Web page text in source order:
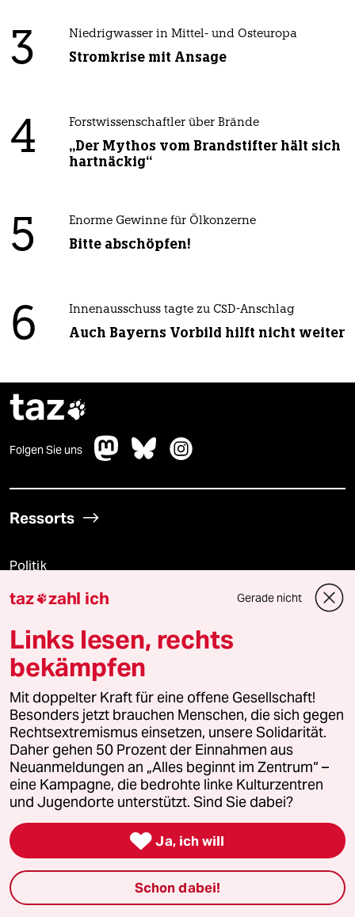
3 Niedrigwasser in Mittel- und Osteuropa
Stromkrise mit Ansage
4 Forstwissenschaftler über Brände
„Der Mythos vom Brandstifter hält sich
hartnäckig“
5 Enorme Gewinne für Ölkonzerne
Bitte abschöpfen!
6 Innenausschuss tagte zu CSD-Anschlag
Auch Bayerns Vorbild hilft nicht weiter
taz
Folgen Sie uns
Ressorts
Politik
Öko
Gesellschaft
Kultur
Sport
Berlin
Nord
Wahrheit
Themen
taz zahl ich Gerade nicht
Links lesen, rechts
bekämpfen
Mit doppelter Kraft für eine offene Gesellschaft!
Besonders jetzt brauchen Menschen, die sich gegen
Rechtsextremismus einsetzen, unsere Solidarität.
Daher gehen 50 Prozent der Einnahmen aus
Neuanmeldungen an „Alles beginnt im Zentrum“ –
eine Kampagne, die bedrohte linke Kulturzentren
und Jugendorte unterstützt. Sind Sie dabei?
 Ja, ich will
Schon dabei!